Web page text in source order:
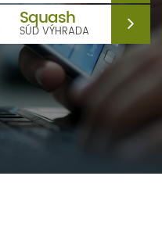
Squash
SÚD VÝHRADA